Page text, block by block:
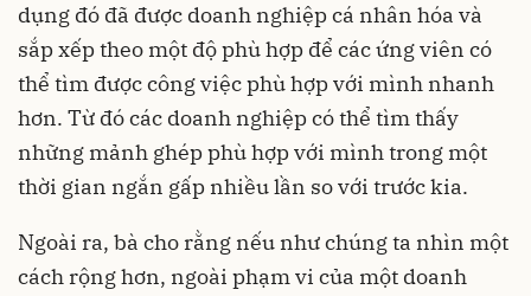
dụng đó đã được doanh nghiệp cá nhân hóa và
sắp xếp theo một độ phù hợp để các ứng viên có
thể tìm được công việc phù hợp với mình nhanh
hơn. Từ đó các doanh nghiệp có thể tìm thấy
những mảnh ghép phù hợp với mình trong một
thời gian ngắn gấp nhiều lần so với trước kia.
Ngoài ra, bà cho rằng nếu như chúng ta nhìn một
cách rộng hơn, ngoài phạm vi của một doanh